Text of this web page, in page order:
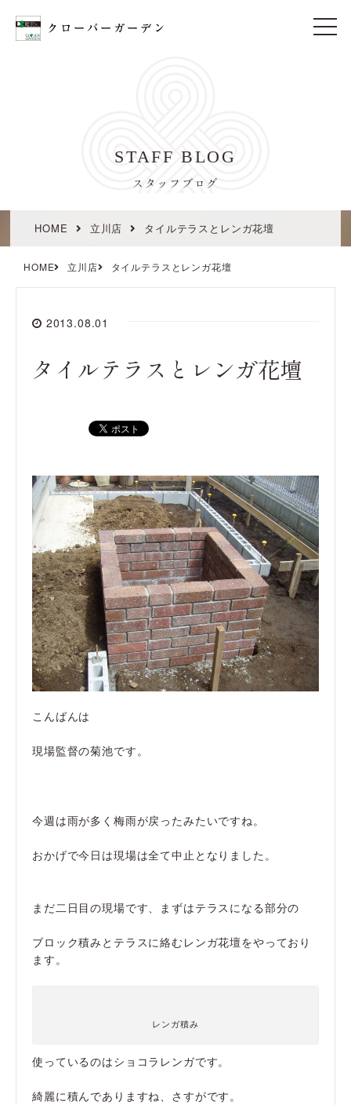
t
STAFF BLOG
スタッフブログ
HOME 立川店 タイルテラスとレンガ花壇
HOME 立川店 タイルテラスとレンガ花壇
2013.08.01
タイルテラスとレンガ花壇
こんばんは
現場監督の菊池です。
今週は雨が多く梅雨が戻ったみたいですね。
おかげで今日は現場は全て中止となりました。
まだ二日目の現場です、まずはテラスになる部分の
ブロック積みとテラスに絡むレンガ花壇をやっており
ます。
レンガ積み
使っているのはショコラレンガです。
綺麗に積んでありますね、さすがです。